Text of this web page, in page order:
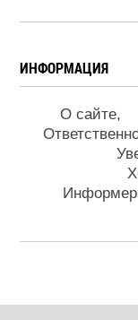
ИНФОРМАЦИЯ
О сайте